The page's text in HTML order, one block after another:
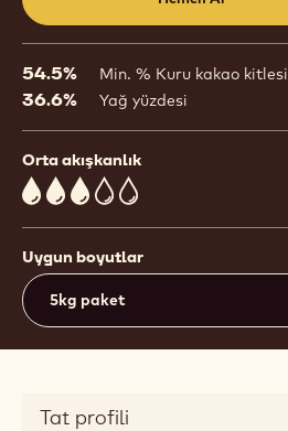
a
window)
54.5% Min. % Kuru kakao kitlesi
36.6% Yağ yüzdesi
Orta akışkanlık
3
Uygun boyutlar
5kg paket
Tat profili